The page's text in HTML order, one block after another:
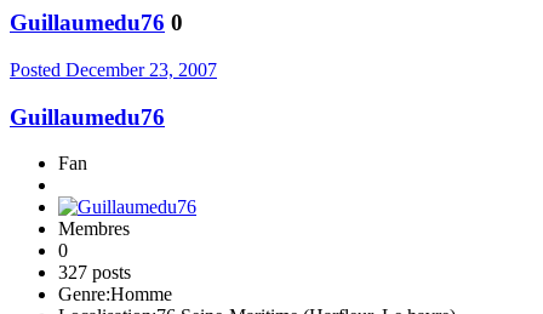
Guillaumedu76 0
Posted December 23, 2007
Guillaumedu76
Fan
Membres
0
327 posts
Genre:Homme